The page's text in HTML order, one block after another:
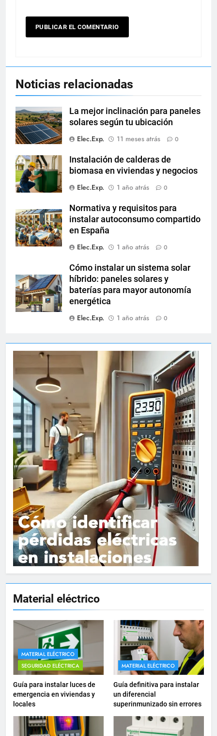
Material eléctrico
MATERIAL ELÉCTRICO
SEGURIDAD ELÉCTRICA
Guía para instalar luces de
emergencia en viviendas y
locales
MATERIAL ELÉCTRICO
Guía definitiva para instalar
un diferencial
superinmunizado sin errores
15
Cómo instalar tomas de
corriente para
electrodomésticos empotrados
INSTALACIONES ELÉCTRICAS
16
¿Qué es el circuito C2 y para qué
se utiliza según el REBT?
INSTALACIONES ELÉCTRICAS
Cómo diseñar un sistema
Noticias relacionadas
La mejor inclinación para paneles
solares según tu ubicación
Elec.Exp.
11 meses atrás 0
Instalación de calderas de
biomasa en viviendas y negocios
Elec.Exp.
1 año atrás 0
Normativa y requisitos para
instalar autoconsumo compartido
en España
Elec.Exp.
1 año atrás 0
Cómo instalar un sistema solar
híbrido: paneles solares y
baterías para mayor autonomía
energética
Elec.Exp.
1 año atrás 0